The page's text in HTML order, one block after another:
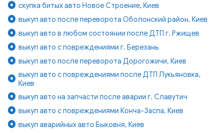
скупка битых авто Новое Строение, Киев
выкуп авто после переворота Оболонский район, Киев
выкуп авто в любом состоянии после ДТП г. Ржищев
выкуп авто с повреждениями г. Березань
выкуп авто после переворота Дорогожичи, Киев
выкуп авто с повреждениями после ДТП Лукьяновка,
Киев
выкуп авто на запчасти после аварии г. Славутич
выкуп авто с повреждениями Конча-Заспа, Киев
выкуп аварийных авто Быковня, Киев